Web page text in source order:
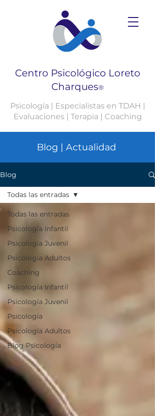
Centro Psicológico Loreto
Charques®
Psicología | Especialistas en TDAH |
Evaluaciones | Terapia | Coaching
Blog | Actualidad
Blog
Todas las entradas
Psicología Infantil
Psicología Juvenil
Psicología Adultos
Coaching
Psicología Infantil
Psicología Juvenil
Psicología
Psicología Adultos
Blog Psicología
Todas las entradas